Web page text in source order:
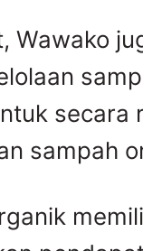
Wawako
secara
sampah